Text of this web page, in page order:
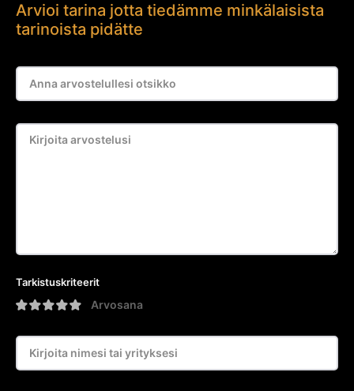
Arvioi tarina jotta tiedämme minkälaisista
tarinoista pidätte
Tarkistuskriteerit
Arvosana